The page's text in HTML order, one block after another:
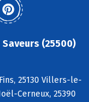
(25500)
25130 Villers-le-
Cerneux, 25390